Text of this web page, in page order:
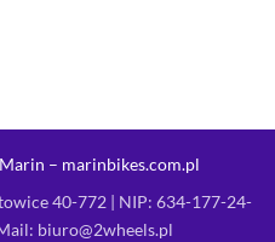
– marinbikes.com.pl
40-772 | NIP: 634-177-24-
biuro@2wheels.pl